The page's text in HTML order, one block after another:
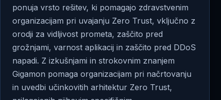
ponuja vrsto rešitev, ki pomagajo zdravstvenim
organizacijam pri uvajanju Zero Trust, vključno z
orodji za vidljivost prometa, zaščito pred
grožnjami, varnost aplikacij in zaščito pred DDoS
napadi. Z izkušnjami in strokovnim znanjem
Gigamon pomaga organizacijam pri načrtovanju
in uvedbi učinkovitih arhitektur Zero Trust,